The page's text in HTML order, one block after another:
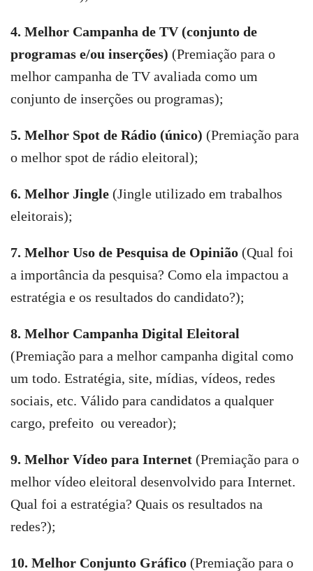
4. Melhor Campanha de TV (conjunto de
programas e/ou inserções) (Premiação para o
melhor campanha de TV avaliada como um
conjunto de inserções ou programas);
5. Melhor Spot de Rádio (único) (Premiação para
o melhor spot de rádio eleitoral);
6. Melhor Jingle (Jingle utilizado em trabalhos
eleitorais);
7. Melhor Uso de Pesquisa de Opinião (Qual foi
a importância da pesquisa? Como ela impactou a
estratégia e os resultados do candidato?);
8. Melhor Campanha Digital Eleitoral
(Premiação para a melhor campanha digital como
um todo. Estratégia, site, mídias, vídeos, redes
sociais, etc. Válido para candidatos a qualquer
cargo, prefeito ou vereador);
9. Melhor Vídeo para Internet (Premiação para o
melhor vídeo eleitoral desenvolvido para Internet.
Qual foi a estratégia? Quais os resultados na
redes?);
10. Melhor Conjunto Gráfico (Premiação para o